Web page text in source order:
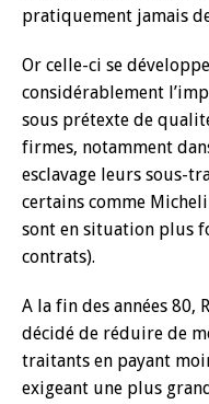
pratiquement jamais
Or celle-ci se
considérablement
sous prétexte de
firmes, notamment
esclavage leurs sous-
certains comme
sont en situation plus
contrats).
A la fin des années 80,
décidé de réduire de
traitants en payant
exigeant une plus